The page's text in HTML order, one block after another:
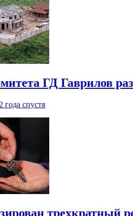
ГД Гаврилов
2 года спустя
трехкратный